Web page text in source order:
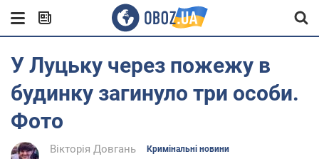
У Луцьку через пожежу в
будинку загинуло три особи.
Фото
Вікторія Довгань Кримінальні новини